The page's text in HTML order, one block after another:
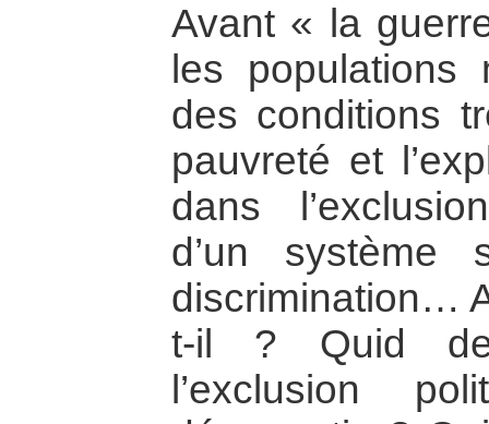
Avant « la
les populations
des conditions
pauvreté et
dans
d’un
discrimination…
t-il ? Quid
l’exclusion